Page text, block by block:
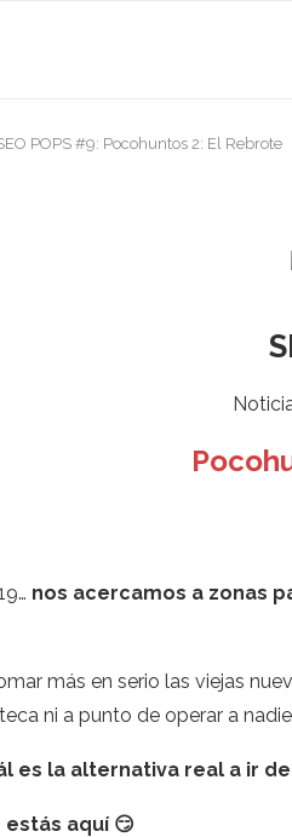
POPS #9: Pocohuntos 2: El Rebrote
nos acercamos a zonas
más en serio las viejas
ni a punto de operar a nadie
es la alternativa real a ir
estás aquí 😏